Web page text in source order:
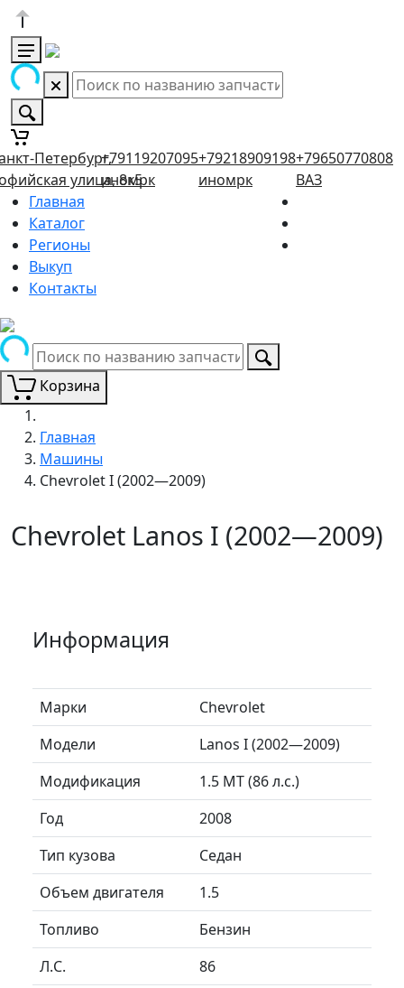
Петербург,
улица, 8к5
+79119207095
иномрк
+79218909198
иномрк
+79650770808
ВАЗ
Главная
Каталог
Регионы
Выкуп
Контакты
Корзина
Главная
Машины
Chevrolet I (2002—2009)
Chevrolet Lanos I (2002—2009)
Информация
Марки
Chevrolet
Модели
Lanos I (2002—2009)
Модификация
1.5 MT (86 л.с.)
Год
2008
Тип кузова
Седан
Объем двигателя
1.5
Топливо
Бензин
Л.C.
86